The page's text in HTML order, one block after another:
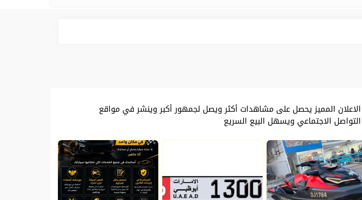
الاعلان المميز يحصل على مشاهدات أكثر ويصل لجمهور أكبر وينشر في مواقع
التواصل الاجتماعي ويسهل البيع السريع